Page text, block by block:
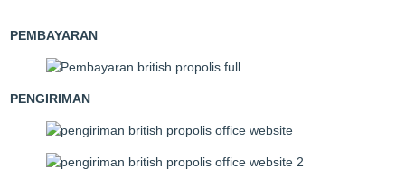
PEMBAYARAN
PENGIRIMAN